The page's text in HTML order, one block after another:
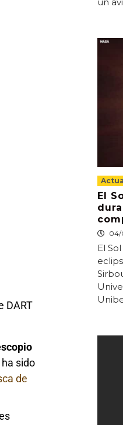
DART
ha sido
de
El
04/
El